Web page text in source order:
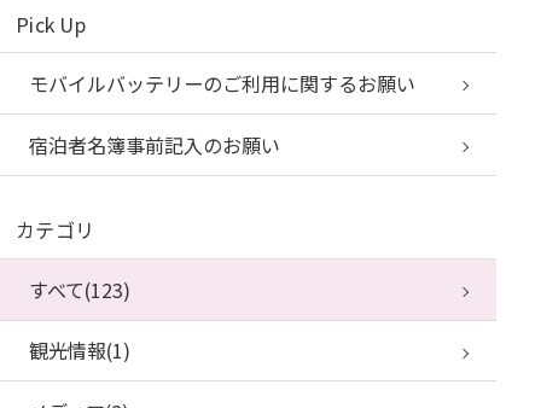
Pick Up
モバイルバッテリーのご利用に関するお願い
宿泊者名簿事前記入のお願い
カテゴリ
すべて(123)
観光情報(1)